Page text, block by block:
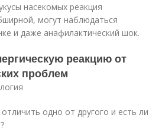
насекомых реакция
могут наблюдаться
и даже анафилактический шок.
реакцию от
проблем
одно от другого и есть ли